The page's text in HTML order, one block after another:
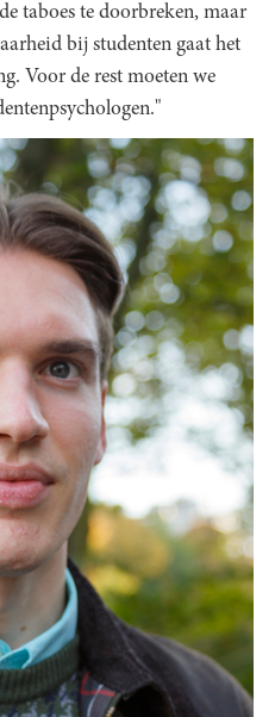
taboes te doorbreken, maar
bij studenten gaat het
Voor de rest moeten we